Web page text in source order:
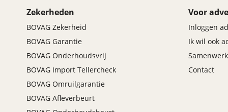
Zekerheden
BOVAG Zekerheid
BOVAG Garantie
BOVAG Onderhoudsvrij
BOVAG Import Tellercheck
BOVAG Omruilgarantie
BOVAG Afleverbeurt
Voor
Inloggen
Ik wil ook
Contact